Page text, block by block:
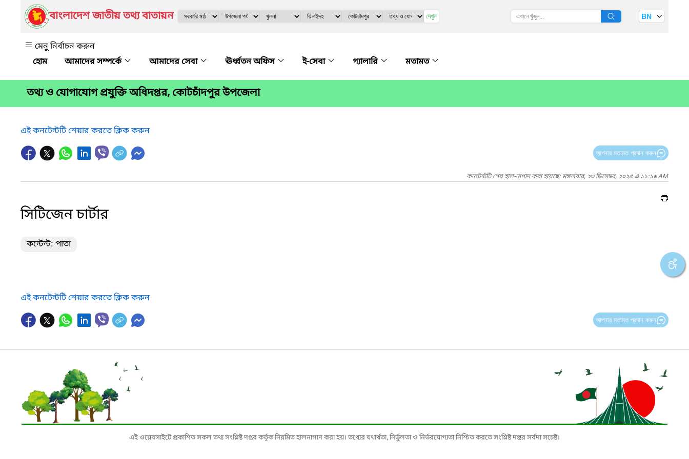
বাংলাদেশ জাতীয় তথ্য বাতায়ন দেখুন BN
মেনু নির্বাচন করুন
আমাদের সম্পর্কে
আমাদের সেবা ঊর্ধ্বতন অফিস ই-সেবা গ্যালারি মতামত
তথ্য ও যোগাযোগ প্রযুক্তি অধিদপ্তর, কোটচাঁদপুর উপজেলা
এই কনটেন্টটি শেয়ার করতে ক্লিক করুন
আপনার মতামত প্রদান করুন
কনটেন্টটি শেষ হাল-নাগাদ করা হয়েছে: মঙ্গলবার, ২৩ ডিসেম্বর, ২০২৫ এ ১১:১৬ AM
সিটিজেন চার্টার
কন্টেন্ট: পাতা
এই কনটেন্টটি শেয়ার করতে ক্লিক করুন
আপনার মতামত প্রদান করুন
এই ওয়েবসাইটে প্রকাশিত সকল তথ্য সংশ্লিষ্ট দপ্তর কর্তৃক নিয়মিত হালনাগাদ করা হয়। তথ্যের যথার্থতা, নির্ভুলতা ও নির্ভরযোগ্যতা নিশ্চিত করতে সংশ্লিষ্ট দপ্তর সর্বদা সচেষ্ট।